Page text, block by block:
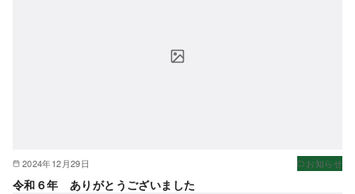
2024年12月29日 お知らせ
令和６年 ありがとうございました